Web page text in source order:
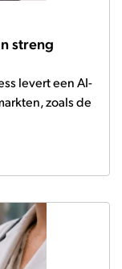
streng
levert een AI-
zoals de